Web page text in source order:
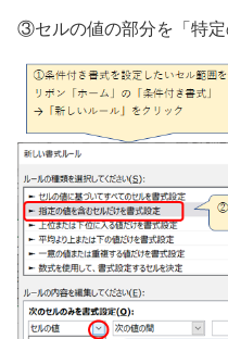
③セルの値の部分を「特